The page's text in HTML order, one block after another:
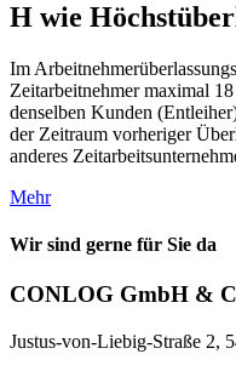
H wie
Im
Zeitarbeitnehmer maximal
denselben Kunden
der Zeitraum vorheriger
anderes
Mehr
Wir sind gerne für Sie da
CONLOG GmbH &
Justus-von-Liebig-Straße 2,